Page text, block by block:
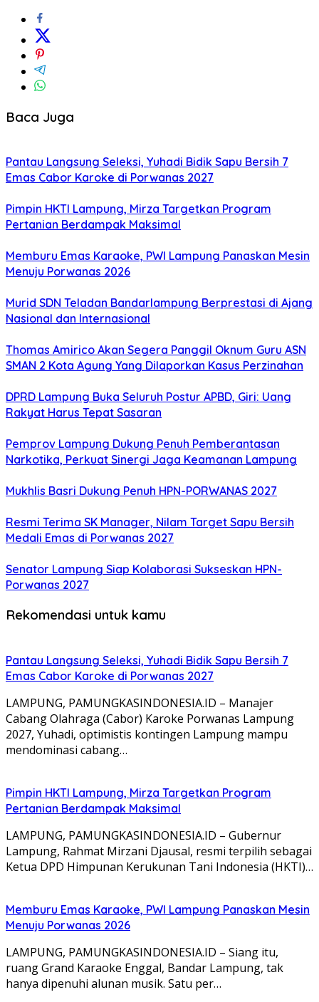
Baca Juga
Pantau Langsung Seleksi, Yuhadi Bidik Sapu Bersih 7
Emas Cabor Karoke di Porwanas 2027
Pimpin HKTI Lampung, Mirza Targetkan Program
Pertanian Berdampak Maksimal
Memburu Emas Karaoke, PWI Lampung Panaskan Mesin
Menuju Porwanas 2026
Murid SDN Teladan Bandarlampung Berprestasi di Ajang
Nasional dan Internasional
Thomas Amirico Akan Segera Panggil Oknum Guru ASN
SMAN 2 Kota Agung Yang Dilaporkan Kasus Perzinahan
DPRD Lampung Buka Seluruh Postur APBD, Giri: Uang
Rakyat Harus Tepat Sasaran
Pemprov Lampung Dukung Penuh Pemberantasan
Narkotika, Perkuat Sinergi Jaga Keamanan Lampung
Mukhlis Basri Dukung Penuh HPN-PORWANAS 2027
Resmi Terima SK Manager, Nilam Target Sapu Bersih
Medali Emas di Porwanas 2027
Senator Lampung Siap Kolaborasi Sukseskan HPN-
Porwanas 2027
Rekomendasi untuk kamu
Pantau Langsung Seleksi, Yuhadi Bidik Sapu Bersih 7
Emas Cabor Karoke di Porwanas 2027
LAMPUNG, PAMUNGKASINDONESIA.ID – Manajer
Cabang Olahraga (Cabor) Karoke Porwanas Lampung
2027, Yuhadi, optimistis kontingen Lampung mampu
mendominasi cabang…
Pimpin HKTI Lampung, Mirza Targetkan Program
Pertanian Berdampak Maksimal
LAMPUNG, PAMUNGKASINDONESIA.ID – Gubernur
Lampung, Rahmat Mirzani Djausal, resmi terpilih sebagai
Ketua DPD Himpunan Kerukunan Tani Indonesia (HKTI)…
Memburu Emas Karaoke, PWI Lampung Panaskan Mesin
Menuju Porwanas 2026
LAMPUNG, PAMUNGKASINDONESIA.ID – Siang itu,
ruang Grand Karaoke Enggal, Bandar Lampung, tak
hanya dipenuhi alunan musik. Satu per…